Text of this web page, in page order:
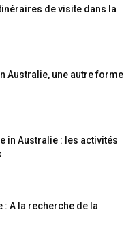
de visite dans la
Australie, une autre forme
in Australie : les activités
: A la recherche de la